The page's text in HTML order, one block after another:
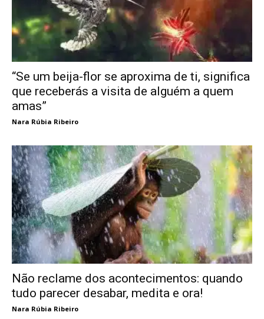
“Se um beija-flor se aproxima de ti, significa
que receberás a visita de alguém a quem
amas”
Nara Rúbia Ribeiro
Não reclame dos acontecimentos: quando
tudo parecer desabar, medita e ora!
Nara Rúbia Ribeiro